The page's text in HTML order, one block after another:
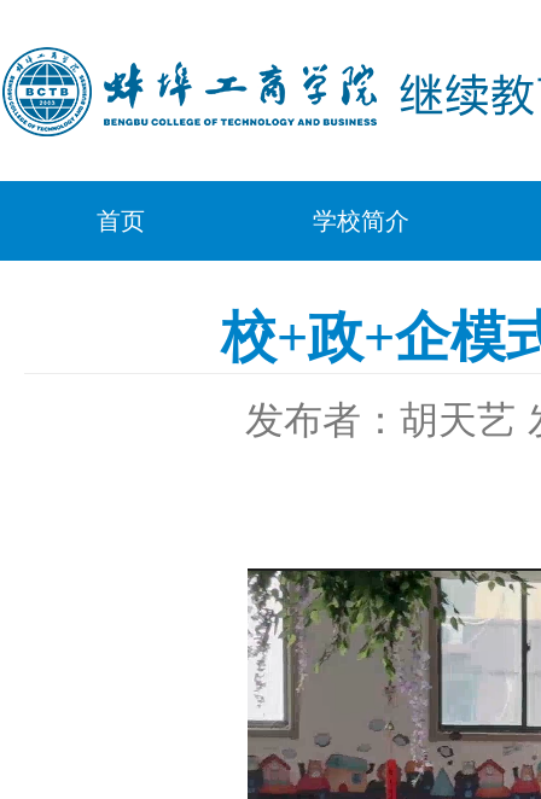
首页 学校简介
校+政+企模
发布者：胡天艺